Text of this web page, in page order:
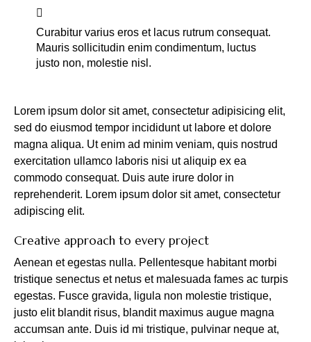
Curabitur varius eros et lacus rutrum consequat.
Mauris sollicitudin enim condimentum, luctus
justo non, molestie nisl.
Lorem ipsum dolor sit amet, consectetur adipisicing elit,
sed do eiusmod tempor incididunt ut labore et dolore
magna aliqua. Ut enim ad minim veniam, quis nostrud
exercitation ullamco laboris nisi ut aliquip ex ea
commodo consequat. Duis aute irure dolor in
reprehenderit. Lorem ipsum dolor sit amet, consectetur
adipiscing elit.
Creative approach to every project
Aenean et egestas nulla. Pellentesque habitant morbi
tristique senectus et netus et malesuada fames ac turpis
egestas. Fusce gravida, ligula non molestie tristique,
justo elit blandit risus, blandit maximus augue magna
accumsan ante. Duis id mi tristique, pulvinar neque at,